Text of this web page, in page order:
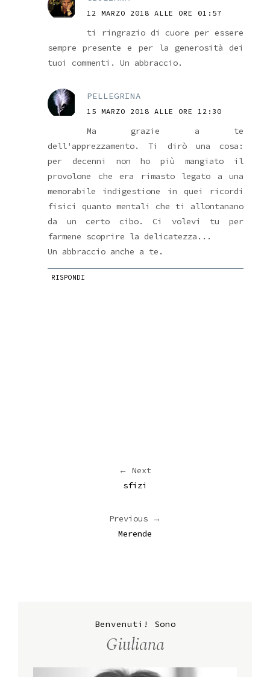
12 MARZO 2018 ALLE ORE 01:57
ti ringrazio di cuore per essere
sempre presente e per la generosità dei
tuoi commenti. Un abbraccio.
PELLEGRINA
15 MARZO 2018 ALLE ORE 12:30
Ma grazie a te
dell'apprezzamento. Ti dirò una cosa:
per decenni non ho più mangiato il
provolone che era rimasto legato a una
memorabile indigestione in quei ricordi
fisici quanto mentali che ti allontanano
da un certo cibo. Ci volevi tu per
farmene scoprire la delicatezza...
Un abbraccio anche a te.
RISPONDI
← Next
sfizi
Previous →
Merende
Benvenuti! Sono
Giuliana